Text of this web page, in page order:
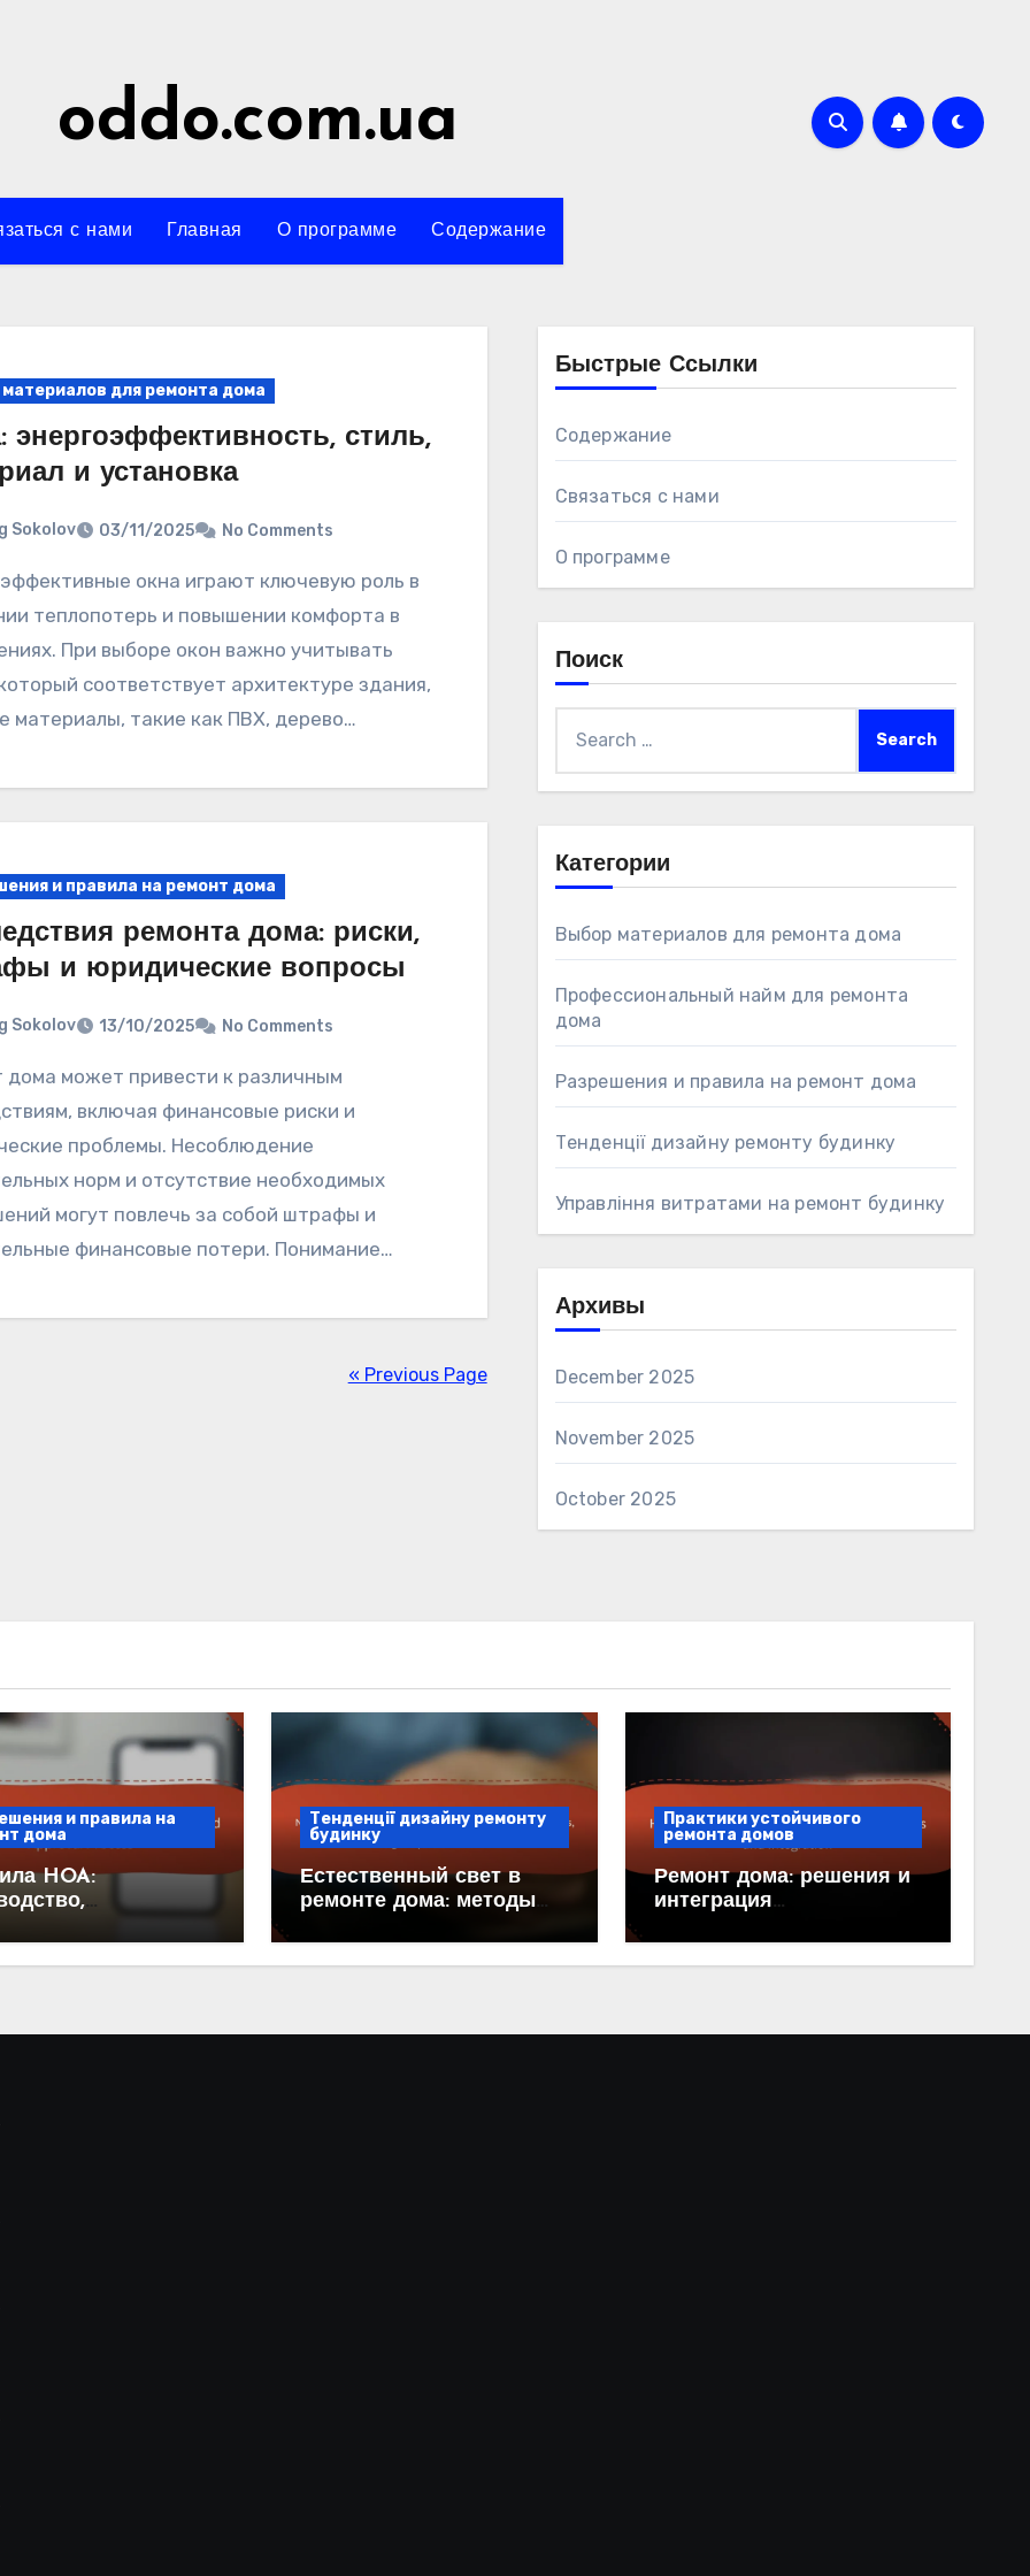
oddo.com.ua
с нами Главная О программе Содержание
для ремонта дома
энергоэффективность, стиль,
и установка
Sokolov 03/11/2025 No Comments
теплопотерь и повышении комфорта в
При выборе окон важно учитывать
соответствует архитектуре здания,
материалы, такие как ПВХ, дерево…
и правила на ремонт дома
ремонта дома: риски,
и юридические вопросы
Sokolov 13/10/2025 No Comments
включая финансовые риски и
проблемы. Несоблюдение
норм и отсутствие необходимых
могут повлечь за собой штрафы и
финансовые потери. Понимание…
« Previous Page
Быстрые Ссылки
Содержание
Связаться с нами
О программе
Поиск
for:
Категории
Выбор материалов для ремонта дома
Профессиональный найм для ремонта
дома
Разрешения и правила на ремонт дома
Тенденції дизайну ремонту будинку
Управління витратами на ремонт будинку
Архивы
December 2025
November 2025
October 2025
и правила на
дома
HOA:
Тенденції дизайну ремонту
будинку
Естественный свет в
ремонте дома: методы
дизайна и преимущества
Практики устойчивого
ремонта домов
Ремонт дома: решения и
интеграция